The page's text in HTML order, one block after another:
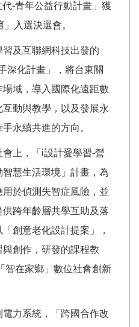
-青年公益行動計畫」獲
入選決選會。
及互聯網科技出發的
深化計畫」，將台東關
域，導入國際化遠距數
動與教學，以及發展永
永續共進的方向。
上，「i設計愛學習-營
慧生活環境」計畫，為
於偵測失智症風險，並
跨年齡層共學互助及落
創意老化設計提案」，
創作，研發的課程教
智在家鄉」數位社會創新
力系統，「跨國合作改